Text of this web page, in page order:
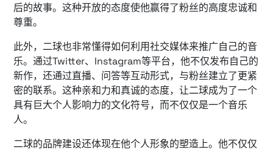
后的故事。这种开放的态度使他赢得了粉丝的高度忠诚和
尊重。
此外，二球也非常懂得如何利用社交媒体来推广自己的音
乐。通过Twitter、Instagram等平台，他不仅发布自己的
新作，还通过直播、问答等互动形式，与粉丝建立了更紧
密的联系。这种亲和力和真诚的态度，让二球成为了一个
具有巨大个人影响力的文化符号，而不仅仅是一个音乐
人。
二球的品牌建设还体现在他个人形象的塑造上。他不仅仅